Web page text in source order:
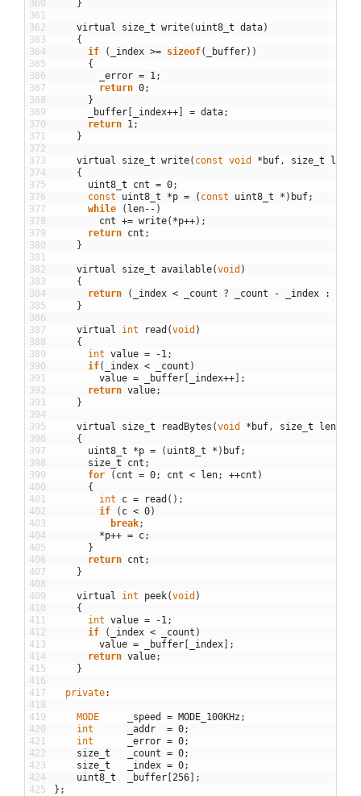
360
361
362
363
364
365
366
367
368
369
370
371
372
373
374
375
376
377
378
379
380
381
382
383
384
385
386
387
388
389
390
391
392
393
394
395
396
397
398
399
400
401
402
403
404
405
406
407
408
409
410
411
412
413
414
415
416
417
418
419
420
421
422
423
424
425
}
virtual size t write( uint8 t data)
{
if
( _index >= sizeof( _buffer) )
{
_error = 1 ;
return 0;
}
_buffer [ _index++] = data;
return 1 ;
}
virtual size t write( const void * buf , size t len
{
uint8 t cnt = 0;
const
uint8_t *p = ( const uint8_t * ) buf;
while
( len-- )
cnt += write( *p++) ;
return cnt ;
}
virtual size t available(void )
{
return
( _index < _count ? _count - _index :
}
virtual int read (void )
{
int value = -1 ;
if( _index < _count )
value = _buffer [ _index++] ;
return value;
}
virtual size t readBytes (void * buf , size t len
{
uint8_t
*p = ( uint8_t * ) buf;
size t cnt ;
for
( cnt = 0; cnt < len; ++cnt )
{
int
c = read ( ) ;
if
( c < 0)
break;
*p++ = c;
}
return cnt ;
}
virtual int peek(void )
{
int value = -1 ;
if
( _index < _count )
value = _buffer [ _index] ;
return value;
}
private:
MODE _speed = MODE_100KHz ;
int
_addr = 0;
int
_error = 0;
size t _count = 0;
size t _index = 0;
uint8 t _buffer [256] ;
} ;